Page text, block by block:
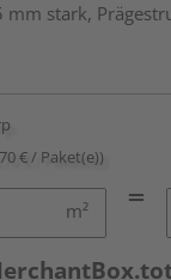
stark,
€ / Paket(e))
m²